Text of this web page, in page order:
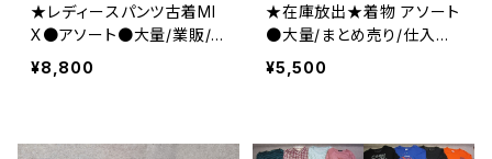
★レディースパンツ古着MI
X●アソート●大量/業販/
仕入れ/卸/福袋
¥8,800
★在庫放出★着物 アソート
●大量/まとめ売り/仕入れ/
卸/福袋/着付け/リメイク/材
¥5,500